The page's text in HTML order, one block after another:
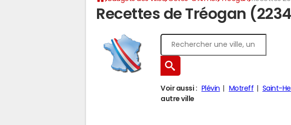
Recettes de Tréogan
Voir aussi : Plévin Motreff Saint-
autre ville